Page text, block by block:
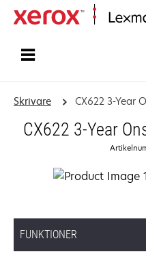
Skrivare CX622 3-Year
CX622 3-Year
FUNKTIONER